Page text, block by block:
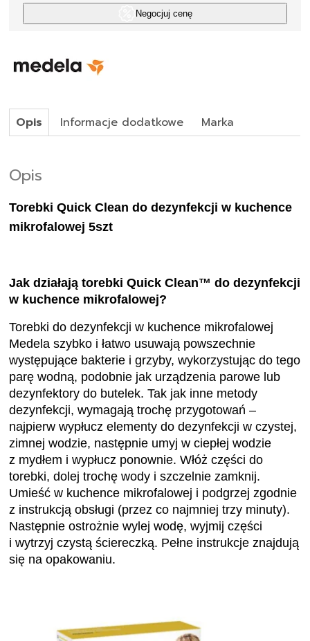
Negocjuj cenę
Opis Informacje dodatkowe Marka
Opis
Torebki Quick Clean do dezynfekcji w kuchence
mikrofalowej 5szt
Jak działają torebki Quick Clean™ do dezynfekcji
w kuchence mikrofalowej?
Torebki do dezynfekcji w kuchence mikrofalowej
Medela szybko i łatwo usuwają powszechnie
występujące bakterie i grzyby, wykorzystując do tego
parę wodną, podobnie jak urządzenia parowe lub
dezynfektory do butelek. Tak jak inne metody
dezynfekcji, wymagają trochę przygotowań –
najpierw wypłucz elementy do dezynfekcji w czystej,
zimnej wodzie, następnie umyj w ciepłej wodzie
z mydłem i wypłucz ponownie. Włóż części do
torebki, dolej trochę wody i szczelnie zamknij.
Umieść w kuchence mikrofalowej i podgrzej zgodnie
z instrukcją obsługi (przez co najmniej trzy minuty).
Następnie ostrożnie wylej wodę, wyjmij części
i wytrzyj czystą ściereczką. Pełne instrukcje znajdują
się na opakowaniu.